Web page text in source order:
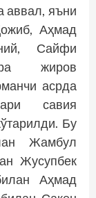
аввал, яъни
Аҳмад
Сайфи
жиров
асрда
савия
Бу
Жамбул
Жусупбек
Аҳмад